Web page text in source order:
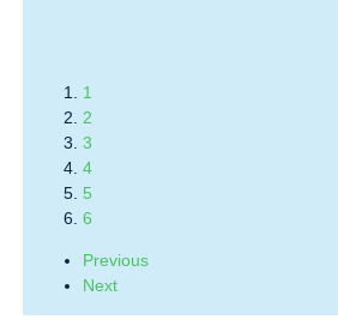
1
2
3
4
5
6
Previous
Next